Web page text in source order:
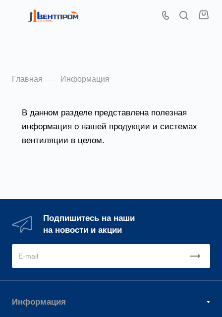
Главная — Информация
В данном разделе представлена полезная
информация о нашей продукции и системах
вентиляции в целом.
Подпишитесь на наши
на новости и акции
Информация